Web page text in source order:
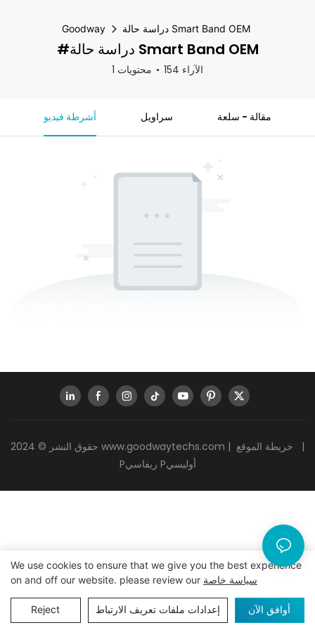
Goodway دراسة حالة Smart Band OEM
#دراسة حالة Smart Band OEM
1 محتويات 154 الآراء
أشرطة فيديو سراويل مقالة - سلعة
www.goodwaytechs.com |
|
Pريفاسي Pأوليسي
We use cookies to ensure that we give you the best experience
on and off our website. please review our سياسة خاصة
Reject إعدادات ملفات تعريف الارتباط أوافق الآن